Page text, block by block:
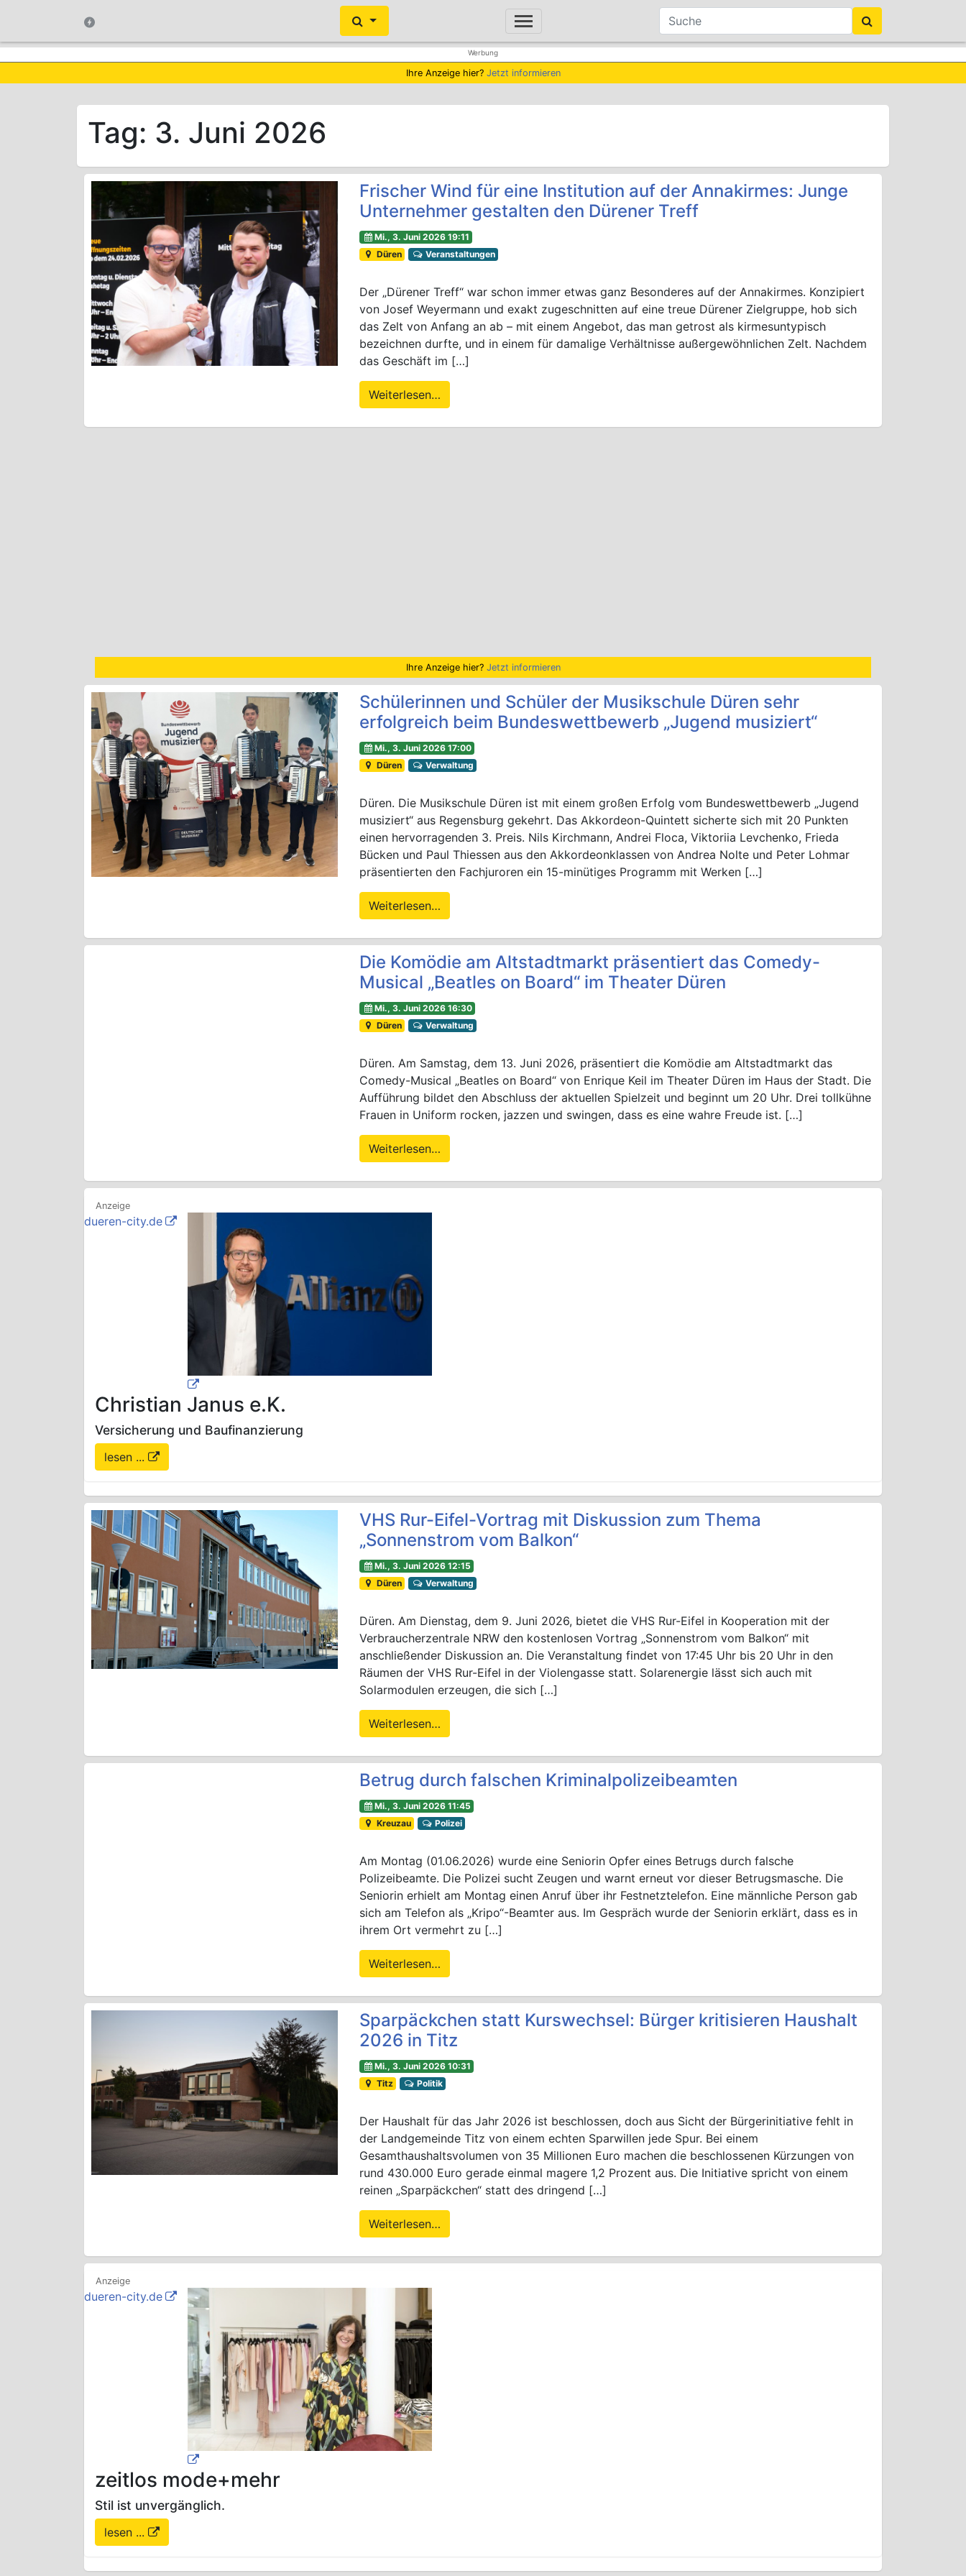
Ihre Anzeige hier? Jetzt informieren
Tag: 3. Juni 2026
Frischer Wind für eine Institution auf der Annakirmes: Junge
Unternehmer gestalten den Dürener Treff
Mi., 3. Juni 2026 19:11
Düren
Veranstaltungen
Der „Dürener Treff“ war schon immer etwas ganz Besonderes auf der Annakirmes. Konzipiert
von Josef Weyermann und exakt zugeschnitten auf eine treue Dürener Zielgruppe, hob sich
das Zelt von Anfang an ab – mit einem Angebot, das man getrost als kirmesuntypisch
bezeichnen durfte, und in einem für damalige Verhältnisse außergewöhnlichen Zelt. Nachdem
das Geschäft im […]
Weiterlesen…
Ihre Anzeige hier? Jetzt informieren
Schülerinnen und Schüler der Musikschule Düren sehr
erfolgreich beim Bundeswettbewerb „Jugend musiziert“
Mi., 3. Juni 2026 17:00
Düren
Verwaltung
Düren. Die Musikschule Düren ist mit einem großen Erfolg vom Bundeswettbewerb „Jugend
musiziert“ aus Regensburg gekehrt. Das Akkordeon-Quintett sicherte sich mit 20 Punkten
einen hervorragenden 3. Preis. Nils Kirchmann, Andrei Floca, Viktoriia Levchenko, Frieda
Bücken und Paul Thiessen aus den Akkordeonklassen von Andrea Nolte und Peter Lohmar
präsentierten den Fachjuroren ein 15-minütiges Programm mit Werken […]
Weiterlesen…
Die Komödie am Altstadtmarkt präsentiert das Comedy-
Musical „Beatles on Board“ im Theater Düren
Mi., 3. Juni 2026 16:30
Düren
Verwaltung
Düren. Am Samstag, dem 13. Juni 2026, präsentiert die Komödie am Altstadtmarkt das
Comedy-Musical „Beatles on Board“ von Enrique Keil im Theater Düren im Haus der Stadt. Die
Aufführung bildet den Abschluss der aktuellen Spielzeit und beginnt um 20 Uhr. Drei tollkühne
Frauen in Uniform rocken, jazzen und swingen, dass es eine wahre Freude ist. […]
Weiterlesen…
dueren-city.de
Christian Janus e.K.
Versicherung und Baufinanzierung
lesen ...
VHS Rur-Eifel-Vortrag mit Diskussion zum Thema
„Sonnenstrom vom Balkon“
Mi., 3. Juni 2026 12:15
Düren
Verwaltung
Düren. Am Dienstag, dem 9. Juni 2026, bietet die VHS Rur-Eifel in Kooperation mit der
Verbraucherzentrale NRW den kostenlosen Vortrag „Sonnenstrom vom Balkon“ mit
anschließender Diskussion an. Die Veranstaltung findet von 17:45 Uhr bis 20 Uhr in den
Räumen der VHS Rur-Eifel in der Violengasse statt. Solarenergie lässt sich auch mit
Solarmodulen erzeugen, die sich […]
Weiterlesen…
Betrug durch falschen Kriminalpolizeibeamten
Mi., 3. Juni 2026 11:45
Kreuzau
Polizei
Am Montag (01.06.2026) wurde eine Seniorin Opfer eines Betrugs durch falsche
Polizeibeamte. Die Polizei sucht Zeugen und warnt erneut vor dieser Betrugsmasche. Die
Seniorin erhielt am Montag einen Anruf über ihr Festnetztelefon. Eine männliche Person gab
sich am Telefon als „Kripo“-Beamter aus. Im Gespräch wurde der Seniorin erklärt, dass es in
ihrem Ort vermehrt zu […]
Weiterlesen…
Sparpäckchen statt Kurswechsel: Bürger kritisieren Haushalt
2026 in Titz
Mi., 3. Juni 2026 10:31
Titz
Politik
Der Haushalt für das Jahr 2026 ist beschlossen, doch aus Sicht der Bürgerinitiative fehlt in
der Landgemeinde Titz von einem echten Sparwillen jede Spur. Bei einem
Gesamthaushaltsvolumen von 35 Millionen Euro machen die beschlossenen Kürzungen von
rund 430.000 Euro gerade einmal magere 1,2 Prozent aus. Die Initiative spricht von einem
reinen „Sparpäckchen“ statt des dringend […]
Weiterlesen…
dueren-city.de
zeitlos mode+mehr
Stil ist unvergänglich.
lesen ...